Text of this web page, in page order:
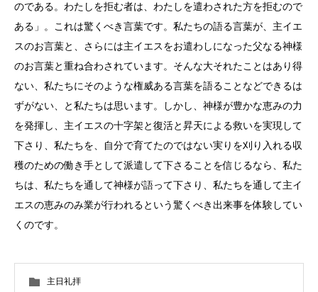
のである。わたしを拒む者は、わたしを遣わされた方を拒むので
ある」。これは驚くべき言葉です。私たちの語る言葉が、主イエ
スのお言葉と、さらには主イエスをお遣わしになった父なる神様
のお言葉と重ね合わされています。そんな大それたことはあり得
ない、私たちにそのような権威ある言葉を語ることなどできるは
ずがない、と私たちは思います。しかし、神様が豊かな恵みの力
を発揮し、主イエスの十字架と復活と昇天による救いを実現して
下さり、私たちを、自分で育てたのではない実りを刈り入れる収
穫のための働き手として派遣して下さることを信じるなら、私た
ちは、私たちを通して神様が語って下さり、私たちを通して主イ
エスの恵みのみ業が行われるという驚くべき出来事を体験してい
くのです。
主日礼拝